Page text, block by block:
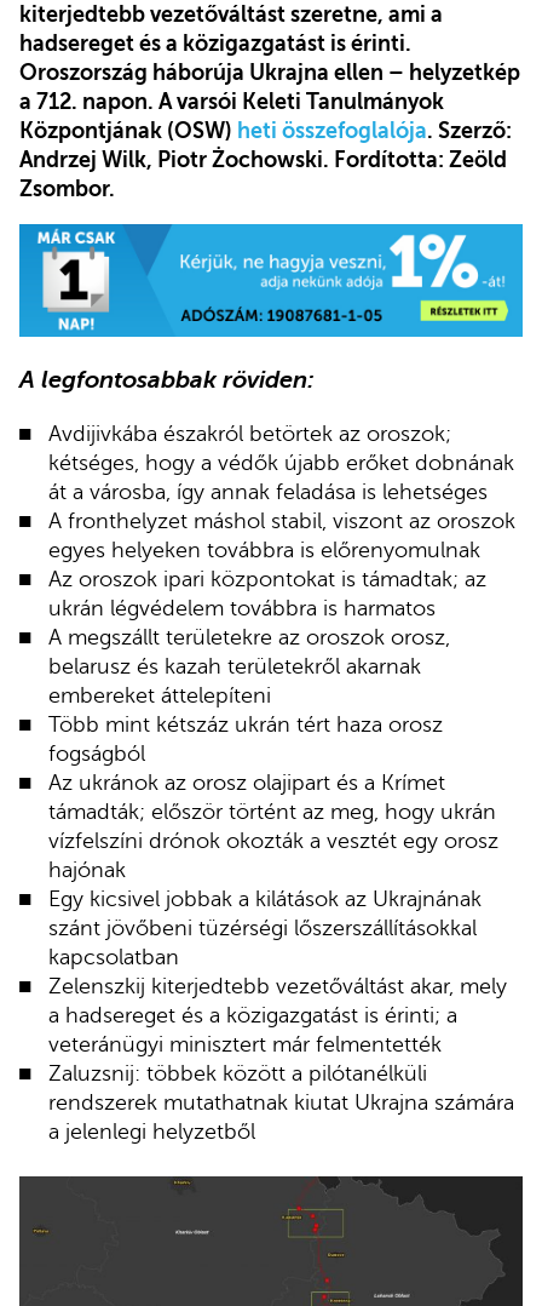
kiterjedtebb vezetőváltást szeretne, ami a
hadsereget és a közigazgatást is érinti.
Oroszország háborúja Ukrajna ellen – helyzetkép
a 712. napon. A varsói Keleti Tanulmányok
Központjának (OSW) heti összefoglalója. Szerző:
Andrzej Wilk, Piotr Żochowski. Fordította: Zeöld
Zsombor.
A legfontosabbak röviden:
Avdijivkába északról betörtek az oroszok;
kétséges, hogy a védők újabb erőket dobnának
át a városba, így annak feladása is lehetséges
A fronthelyzet máshol stabil, viszont az oroszok
egyes helyeken továbbra is előrenyomulnak
Az oroszok ipari központokat is támadtak; az
ukrán légvédelem továbbra is harmatos
A megszállt területekre az oroszok orosz,
belarusz és kazah területekről akarnak
embereket áttelepíteni
Több mint kétszáz ukrán tért haza orosz
fogságból
Az ukránok az orosz olajipart és a Krímet
támadták; először történt az meg, hogy ukrán
vízfelszíni drónok okozták a vesztét egy orosz
hajónak
Egy kicsivel jobbak a kilátások az Ukrajnának
szánt jövőbeni tüzérségi lőszerszállításokkal
kapcsolatban
Zelenszkij kiterjedtebb vezetőváltást akar, mely
a hadsereget és a közigazgatást is érinti; a
veteránügyi minisztert már felmentették
Zaluzsnij: többek között a pilótanélküli
rendszerek mutathatnak kiutat Ukrajna számára
a jelenlegi helyzetből